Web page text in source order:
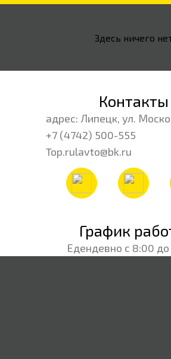
Здесь ничего
Контакты
адрес: Липецк, ул.
+7 (4742) 500-555
Top.rulavto@bk.ru
График
Едендевно с 8:00